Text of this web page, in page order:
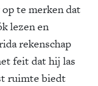
te merken dat
lezen en
rekenschap
feit dat hij las
ruimte biedt